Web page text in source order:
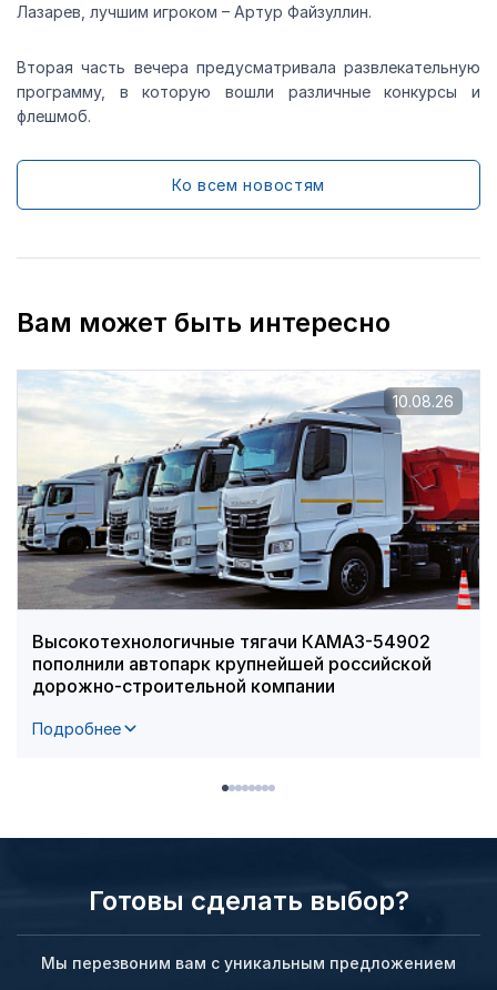
Лазарев, лучшим игроком – Артур Файзуллин.
Вторая часть вечера предусматривала развлекательную
программу, в которую вошли различные конкурсы и
флешмоб.
Ко всем новостям
Вам может быть интересно
Высокотехнологичные тягачи КАМАЗ-54902
пополнили автопарк крупнейшей российской
дорожно-строительной компании
Подробнее
10.08.26
Готовы сделать выбор?
Мы перезвоним вам с уникальным предложением